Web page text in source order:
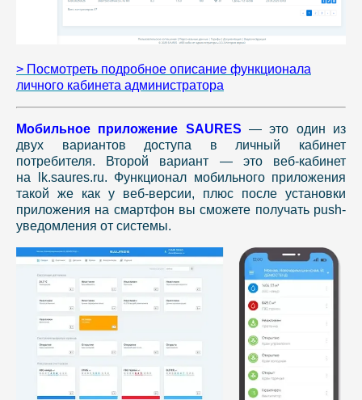
> Посмотреть подробное описание функционала
личного кабинета администратора
Мобильное приложение SAURES — это один из
двух вариантов доступа в личный кабинет
потребителя. Второй вариант — это веб-кабинет
на lk.saures.ru. Функционал мобильного приложения
такой же как у веб-версии, плюс после установки
приложения на смартфон вы сможете получать push-
уведомления от системы.